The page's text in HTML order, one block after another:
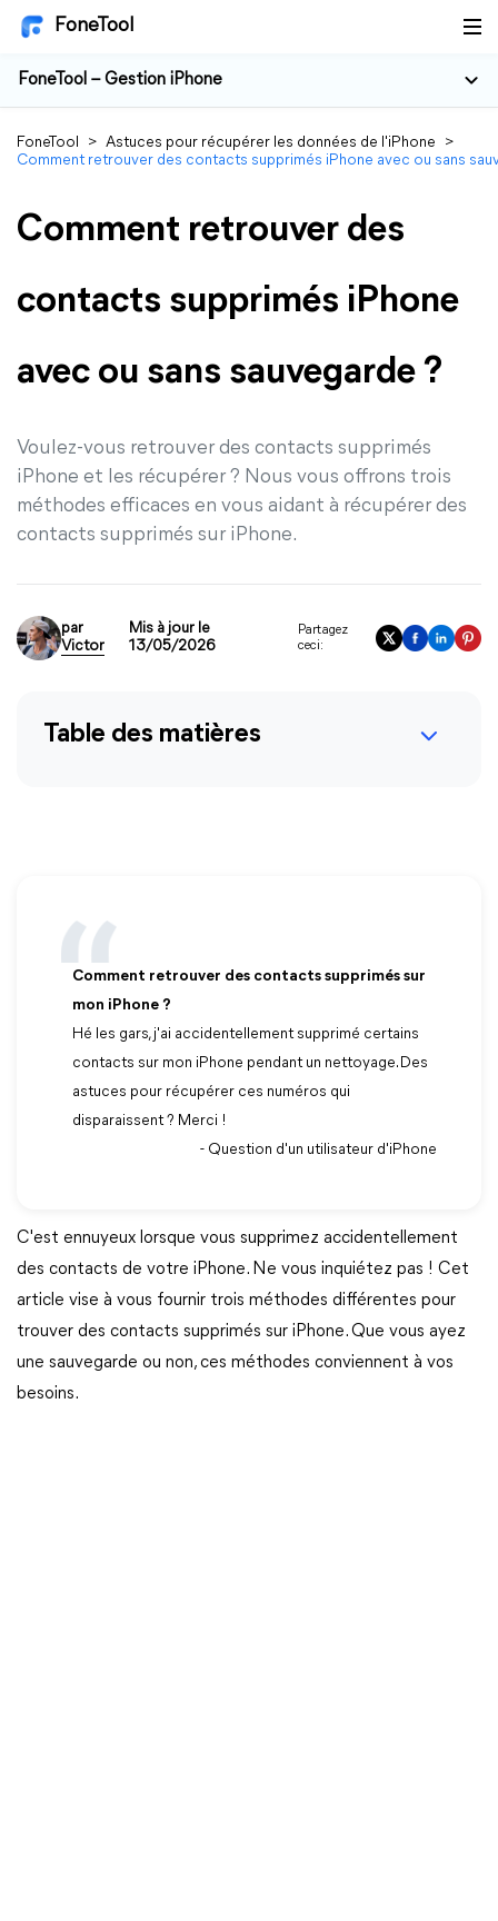
FoneTool
FoneTool – Gestion iPhone
FoneTool > Astuces pour récupérer les données de l'iPhone
>
Comment retrouver des contacts supprimés iPhone avec ou sans
Comment retrouver des
contacts supprimés iPhone
avec ou sans sauvegarde ?
Voulez-vous retrouver des contacts supprimés
iPhone et les récupérer ? Nous vous offrons trois
méthodes efficaces en vous aidant à récupérer des
contacts supprimés sur iPhone.
par
Victor
Mis à jour le
13/05/2026
Partagez
ceci:
Table des matières
Comment retrouver des contacts supprimés sur
mon iPhone ?
Hé les gars, j'ai accidentellement supprimé certains
contacts sur mon iPhone pendant un nettoyage. Des
astuces pour récupérer ces numéros qui
disparaissent ? Merci !
- Question d'un utilisateur d'iPhone
C'est ennuyeux lorsque vous supprimez accidentellement
des contacts de votre iPhone. Ne vous inquiétez pas ! Cet
article vise à vous fournir trois méthodes différentes pour
trouver des contacts supprimés sur iPhone. Que vous ayez
une sauvegarde ou non, ces méthodes conviennent à vos
besoins.